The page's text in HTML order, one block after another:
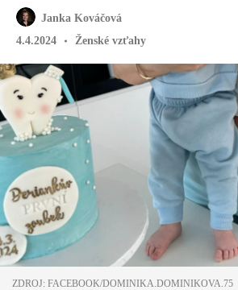
Janka Kováčová
4.4.2024
Ženské vzťahy
ZDROJ: FACEBOOK/DOMINIKA.DOMINIKOVA.75